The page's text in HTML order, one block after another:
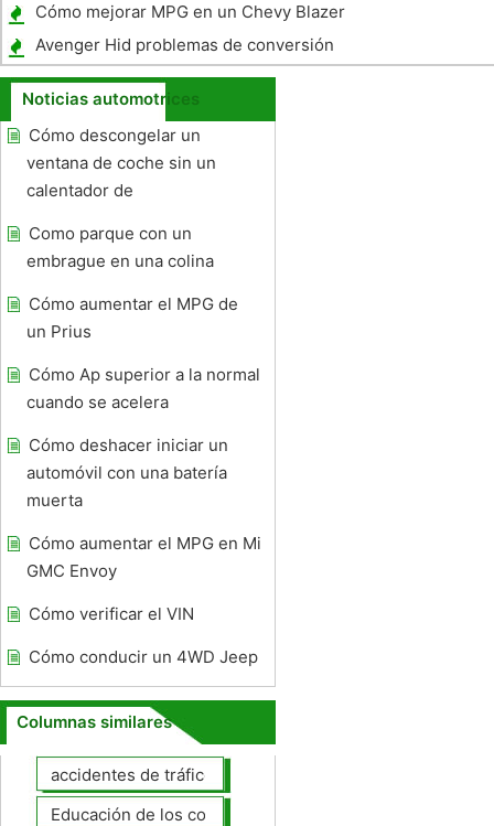
Cómo mejorar MPG en un Chevy Blazer
2002
Avenger Hid problemas de conversión
Noticias automotrices
Cómo descongelar un
ventana de coche sin un
calentador de
Como parque con un
embrague en una colina
Cómo aumentar el MPG de
un Prius
Cómo Ap superior a la normal
cuando se acelera
Cómo deshacer iniciar un
automóvil con una batería
muerta
Cómo aumentar el MPG en Mi
GMC Envoy
Cómo verificar el VIN
Cómo conducir un 4WD Jeep
Columnas similares
accidentes de tráfico
Educación de los conductores